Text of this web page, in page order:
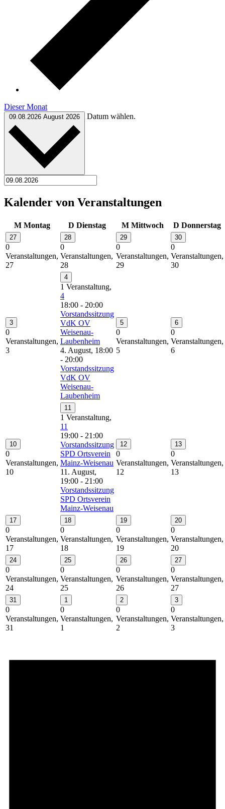
Dieser Monat
09.08.2026 August 2026 Datum wählen.
Kalender von Veranstaltungen
M Montag D Dienstag M Mittwoch D Donnerstag
27
0
Veranstaltungen,
27
28
0
Veranstaltungen,
28
29
0
Veranstaltungen,
29
30
0
Veranstaltungen,
30
3
0
Veranstaltungen,
3
4
1 Veranstaltung,
4
18:00 - 20:00
Vorstandssitzung
VdK OV
Weisenau-
Laubenheim
4. August, 18:00
- 20:00
Vorstandssitzung
VdK OV
Weisenau-
Laubenheim
5
0
Veranstaltungen,
5
6
0
Veranstaltungen,
6
10
0
Veranstaltungen,
10
11
1 Veranstaltung,
11
19:00 - 21:00
Vorstandssitzung
SPD Ortsverein
Mainz-Weisenau
11. August,
19:00 - 21:00
Vorstandssitzung
SPD Ortsverein
Mainz-Weisenau
12
0
Veranstaltungen,
12
13
0
Veranstaltungen,
13
17
0
Veranstaltungen,
17
18
0
Veranstaltungen,
18
19
0
Veranstaltungen,
19
20
0
Veranstaltungen,
20
24
0
Veranstaltungen,
24
25
0
Veranstaltungen,
25
26
0
Veranstaltungen,
26
27
0
Veranstaltungen,
27
31
0
Veranstaltungen,
31
1
0
Veranstaltungen,
1
2
0
Veranstaltungen,
2
3
0
Veranstaltungen,
3